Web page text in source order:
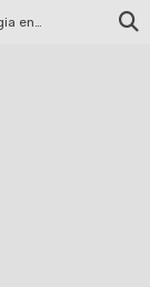
Syot abraza la nostalgia en «Blame», el primer adelanto de su EP debut